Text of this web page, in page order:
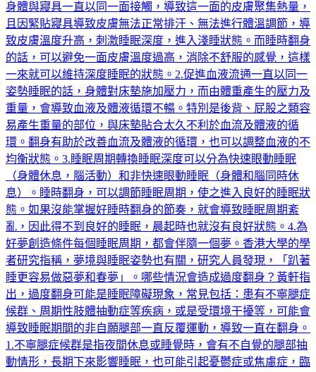
且因緊貼寢具導致皮膚無法正常排汗、無法進行體溫調節，導
致皮膚溫度升高，刺激睡眠深度，進入淺睡狀態。而睡時翻身
的話，可以避免一面皮膚溫度過高，消除不舒服的感覺，這樣
一來就可以維持深度睡眠的狀態。2.促進血液流通一直以同一
姿勢睡眠的話，身體對床墊施加壓力，而由體重產生的壓力及
重量，會導致血液及體液循環不暢。特別是後背、屁股之類容
易產生重量的部位，與床墊貼合太久不利於血流及體液的循
環。翻身有助於改善血流及體液的循環，也可以調整血液的不
均衡狀態。3.睡眠周期轉換睡眠深度可以分為快速眼動睡眠
（身體休息，腦活動）和非快速眼動睡眠（身體和腦同時休
息）。睡時翻身，可以調節睡眠周期，使之進入良好的睡眠狀
態。如果沒能掌握好睡時翻身的節奏，就會導致睡眠周期紊
亂，因此得不到良好的睡眠，晨起時也就沒有良好狀態。4.為
好夢創造條件每個睡眠周期，都會伴隨一個夢。香港大學的學
者研究指稱，夢境與睡眠姿勢也有關，研究人員發現，「趴著
睡更容易做惡夢和春夢」。哪些情況會造成過度翻身？黃軒指
出，過度翻身可能是睡眠障礙現象，常見包括：患有不寧腿症
候群、周期性肢體抽動症等疾病，或是受環境干擾等，可能會
導致睡眠期間的非自願腿部一直反覆運動，導致一直在翻身。
1.不寧腿症候群是指夜間休息或睡覺時，會有不自覺的腿部抽
動情形，長期下來影響睡眠，也可能引起憂鬱症或焦慮症，臨
床上雖常見，卻也常被忽略。2.周期性肢體抽動症是一種在睡